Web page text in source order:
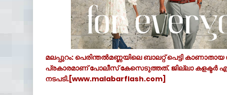
മലപ്പുറം: പെരിന്തല്‍മണ്ണയിലെ ബാലറ്റ് പെട്ടി
പ്രകാരമാണ് പോലീസ് കേസെടുത്തത്. ജില്ലാ കളക്ടര്‍
നടപടി.[www.malabarflash.com]